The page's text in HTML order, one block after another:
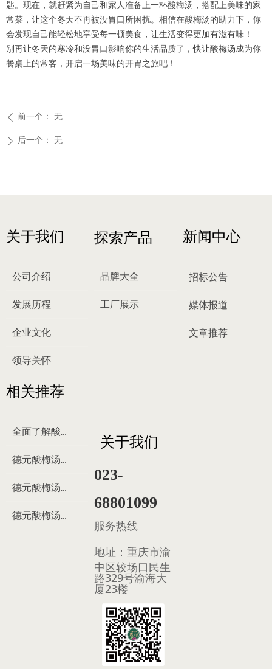
匙。现在，就赶紧为自己和家人准备上一杯酸梅汤，搭配上美味的家
常菜，让这个冬天不再被没胃口所困扰。相信在酸梅汤的助力下，你
会发现自己能轻松地享受每一顿美食，让生活变得更加有滋有味！
别再让冬天的寒冷和没胃口影响你的生活品质了，快让酸梅汤成为你
餐桌上的常客，开启一场美味的开胃之旅吧！
ꄴ 前一个： 无
ꄲ 后一个： 无
关于我们
公司介绍
发展历程
企业文化
领导关怀
探索产品
品牌大全
工厂展示
招标公告
媒体报道
文章推荐
新闻中心
关于我们
023-
68801099
服务热线
地址： 重庆市渝
中区较场口民生
路329号渝海大
厦23楼
相关推荐
全面了解酸梅汤
德元酸梅汤来历
德元酸梅汤制作过程
德元酸梅汤多少钱